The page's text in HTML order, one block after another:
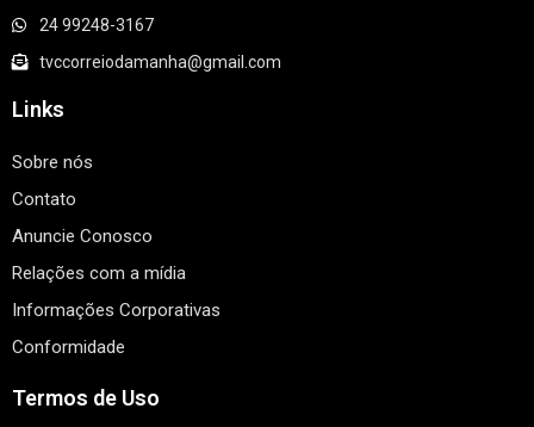
24 99248-3167
tvccorreiodamanha@gmail.com
Links
Sobre nós
Contato
Anuncie Conosco
Relações com a mídia
Informações Corporativas
Conformidade
Termos de Uso